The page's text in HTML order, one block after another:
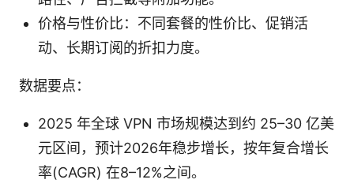
价格与性价比：不同套餐的性价比、促销活
动、长期订阅的折扣力度。
数据要点：
2025 年全球 VPN 市场规模达到约 25–30 亿美
元区间，预计2026年稳步增长，按年复合增长
率(CAGR) 在8–12%之间。